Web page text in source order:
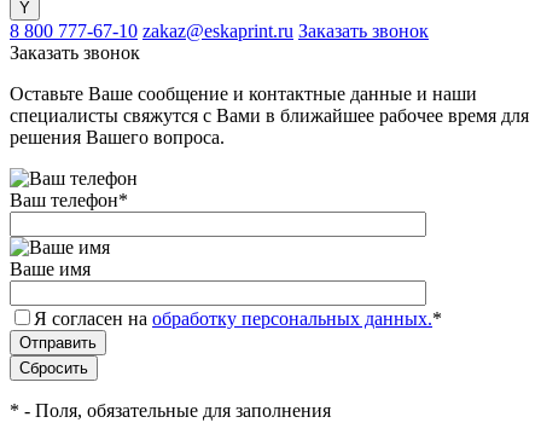
8 800 777-67-10 zakaz@eskaprint.ru Заказать звонок
Заказать звонок
Оставьте Ваше сообщение и контактные данные и наши
специалисты свяжутся с Вами в ближайшее рабочее время для
решения Вашего вопроса.
Ваш телефон*
Ваше имя
Я согласен на обработку персональных данных.*
* - Поля, обязательные для заполнения